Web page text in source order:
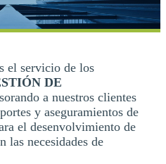
el servicio de los
DE
a nuestros clientes
y aseguramientos de
el desenvolvimiento de
las necesidades de